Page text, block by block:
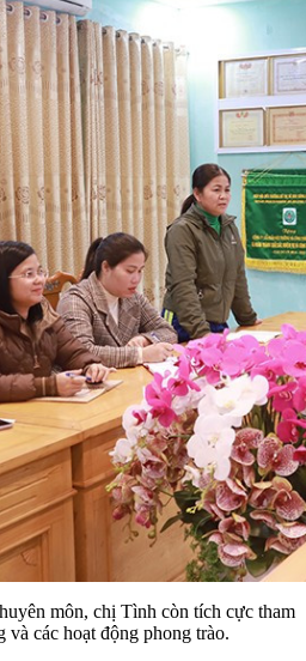
môn, chị Tình còn tích cực tham
và các hoạt động phong trào.